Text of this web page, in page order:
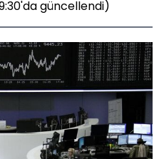
güncellendi)